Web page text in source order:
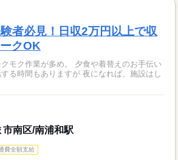
験者必見！日収2万円以上で収
クOK
め。 夕食や着替えのお手伝い
る時間もありますが 夜になれば、施設はし
南区/南浦和駅
費全額支給